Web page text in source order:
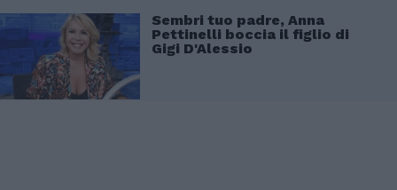
Sembri tuo padre, Anna
Pettinelli boccia il figlio di
Gigi D'Alessio